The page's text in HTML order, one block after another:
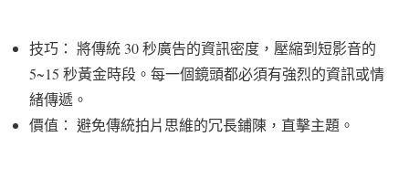
技巧： 將傳統 30 秒廣告的資訊密度，壓縮到短影音的
5~15 秒黃金時段。每一個鏡頭都必須有強烈的資訊或情
緒傳遞。
價值： 避免傳統拍片思維的冗長鋪陳，直擊主題。